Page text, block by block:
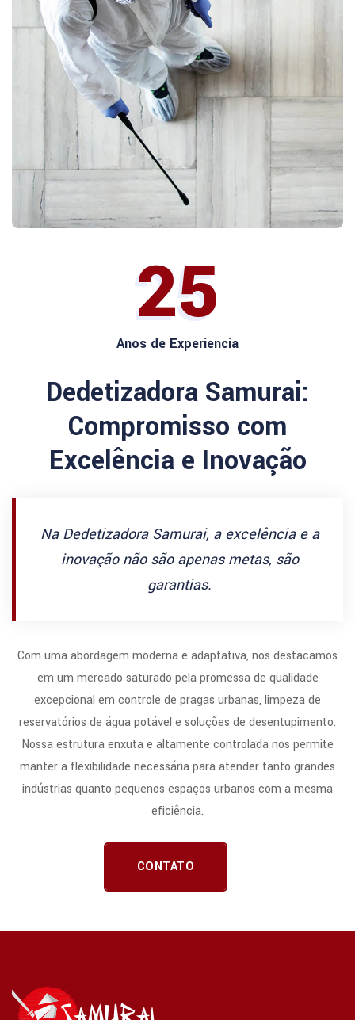
25
Anos de Experiencia
Dedetizadora Samurai:
Compromisso com
Excelência e Inovação
Na Dedetizadora Samurai, a excelência e a
inovação não são apenas metas, são
garantias.
Com uma abordagem moderna e adaptativa, nos destacamos
em um mercado saturado pela promessa de qualidade
excepcional em controle de pragas urbanas, limpeza de
reservatórios de água potável e soluções de desentupimento.
Nossa estrutura enxuta e altamente controlada nos permite
manter a flexibilidade necessária para atender tanto grandes
indústrias quanto pequenos espaços urbanos com a mesma
eficiência.
CONTATO